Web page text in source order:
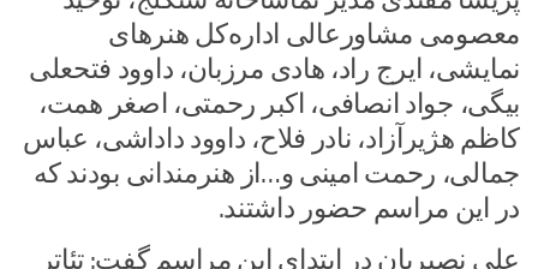
معصومی مشاورعالی اداره‌کل هنرهای
نمایشی، ایرج راد، هادی مرزبان، داوود فتحعلی
بیگی، جواد انصافی، اکبر رحمتی، اصغر همت،
کاظم هژیرآزاد، نادر فلاح، داوود داداشی، عباس
جمالی، رحمت امینی و…از هنرمندانی بودند که
در این مراسم حضور داشتند.
علی نصیریان در ابتدای این مراسم گفت: تئاتر